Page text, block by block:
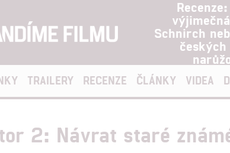
Schnirch
českých
TRAILERY RECENZE ČLÁNKY VIDEA
2: Návrat staré